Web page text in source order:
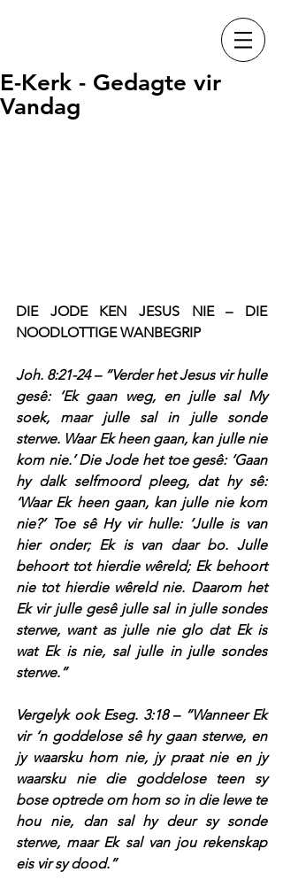
E-Kerk - Gedagte vir
Vandag
DIE JODE KEN JESUS NIE – DIE
NOODLOTTIGE WANBEGRIP
Joh. 8:21-24 – “Verder het Jesus vir hulle
gesê: ‘Ek gaan weg, en julle sal My
soek, maar julle sal in julle sonde
sterwe. Waar Ek heen gaan, kan julle nie
kom nie.’ Die Jode het toe gesê: ‘Gaan
hy dalk selfmoord pleeg, dat hy sê:
‘Waar Ek heen gaan, kan julle nie kom
nie?’ Toe sê Hy vir hulle: ‘Julle is van
hier onder; Ek is van daar bo. Julle
behoort tot hierdie wêreld; Ek behoort
nie tot hierdie wêreld nie. Daarom het
Ek vir julle gesê julle sal in julle sondes
sterwe, want as julle nie glo dat Ek is
wat Ek is nie, sal julle in julle sondes
sterwe.”
Vergelyk ook Eseg. 3:18 – “Wanneer Ek
vir ‘n goddelose sê hy gaan sterwe, en
jy waarsku hom nie, jy praat nie en jy
waarsku nie die goddelose teen sy
bose optrede om hom so in die lewe te
hou nie, dan sal hy deur sy sonde
sterwe, maar Ek sal van jou rekenskap
eis vir sy dood.”